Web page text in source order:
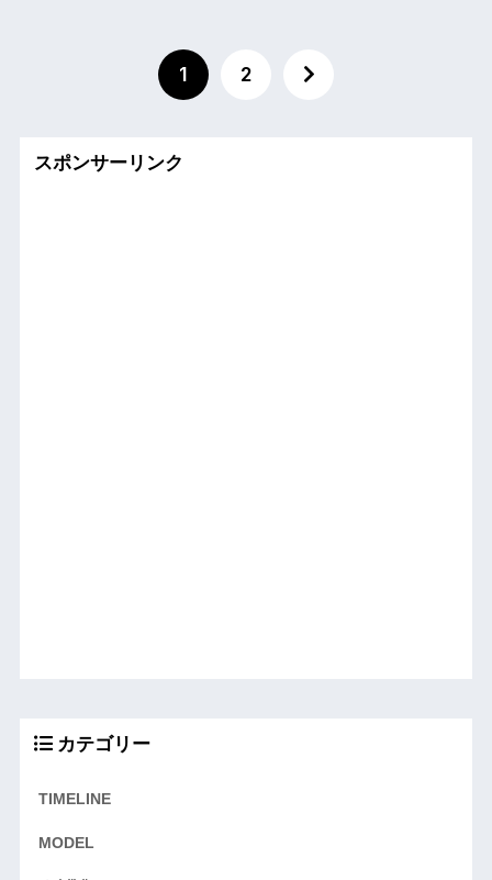
1 2
スポンサーリンク
カテゴリー
TIMELINE
MODEL